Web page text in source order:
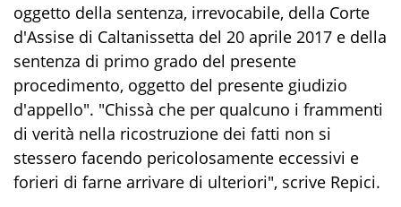
oggetto della sentenza, irrevocabile, della Corte
d'Assise di Caltanissetta del 20 aprile 2017 e della
sentenza di primo grado del presente
procedimento, oggetto del presente giudizio
d'appello". "Chissà che per qualcuno i frammenti
di verità nella ricostruzione dei fatti non si
stessero facendo pericolosamente eccessivi e
forieri di farne arrivare di ulteriori", scrive Repici.